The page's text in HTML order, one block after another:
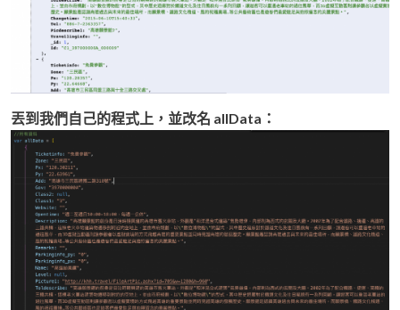
丟到我們自己的程式上，並改名 allData：